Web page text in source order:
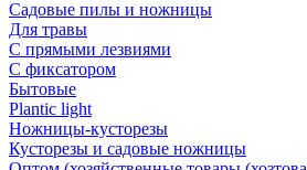
Садовые пилы и ножницы
Для травы
С прямыми лезвиями
С фиксатором
Бытовые
Plantic light
Ножницы-кусторезы
Кусторезы и садовые ножницы